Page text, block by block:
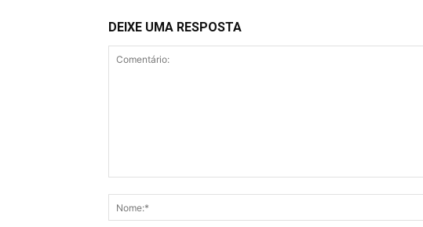
DEIXE UMA RESPOSTA